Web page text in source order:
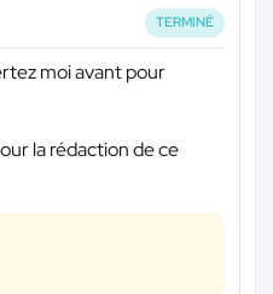
TERMINÉ
moi avant pour
la rédaction de ce